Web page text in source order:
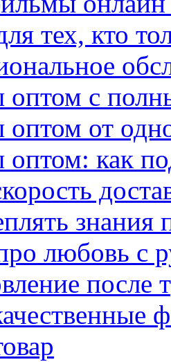
тех, кто
оптом с
оптом от
оптом: как
знания
любовь с
после